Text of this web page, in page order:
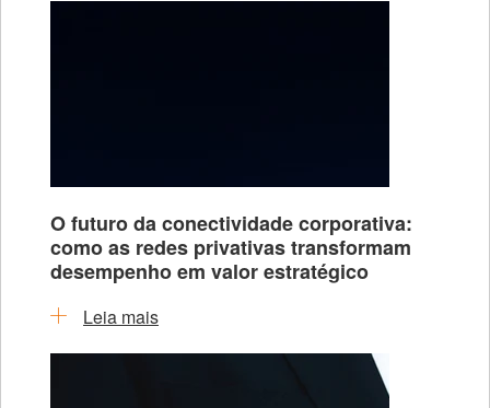
O futuro da conectividade corporativa:
como as redes privativas transformam
desempenho em valor estratégico
Leia mais